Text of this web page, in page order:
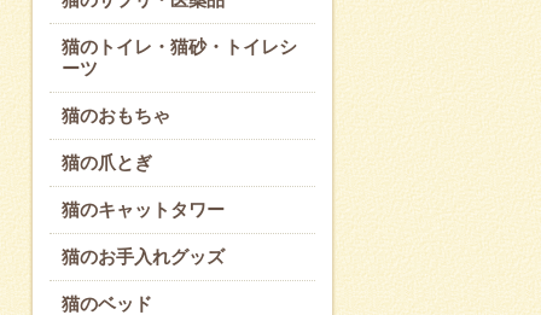
猫のトイレ・猫砂・トイレシ
ーツ
猫のおもちゃ
猫の爪とぎ
猫のキャットタワー
猫のお手入れグッズ
猫のベッド